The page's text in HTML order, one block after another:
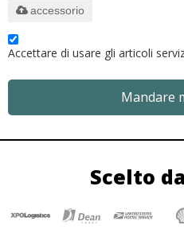
accessorio
Accettare di usare gli articoli
Mandare
Scelto